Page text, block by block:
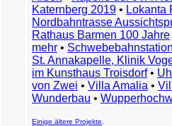
Katernberg 2019 • Lokanta
Nordbahntrasse
Rathaus Barmen 100 Jahre
mehr •
St. Annakapelle, Klinik
im Kunsthaus Troisdorf•
von Zwei • Villa Amalia •
Wunderbau •
Einige ältere Projekte